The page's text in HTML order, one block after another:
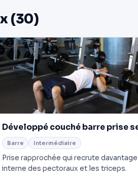
(30)
Développé couché barre prise
Barre Intermédiaire
Prise rapprochée qui recrute
interne des pectoraux et les triceps.